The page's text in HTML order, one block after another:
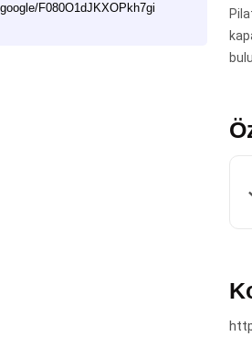
F080O1dJKXOPkh7gi